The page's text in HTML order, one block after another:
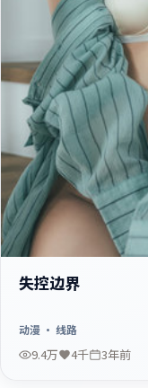
失控边界
动漫 · 线路
9.4万 4千 3年前